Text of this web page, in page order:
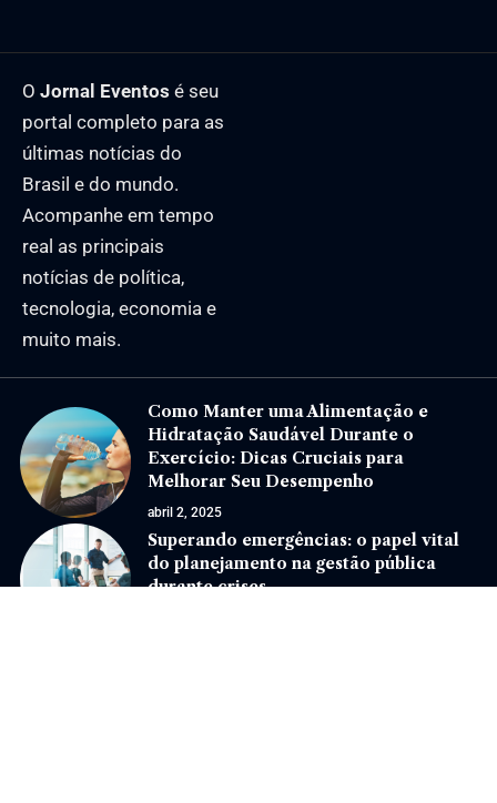
O Jornal Eventos é seu
portal completo para as
últimas notícias do
Brasil e do mundo.
Acompanhe em tempo
real as principais
notícias de política,
tecnologia, economia e
muito mais.
Como Manter uma Alimentação e
Hidratação Saudável Durante o
Exercício: Dicas Cruciais para
Melhorar Seu Desempenho
abril 2, 2025
Superando emergências: o papel vital
do planejamento na gestão pública
durante crises